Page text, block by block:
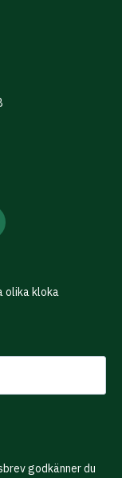
olika kloka
godkänner du